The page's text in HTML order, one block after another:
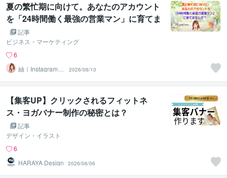
夏の繁忙期に向けて。あなたのアカウント
を「24時間働く最強の営業マン」に育てま
せんか？
記事
ビジネス・マーケティング
6
紬｜Instagram運
用代行＆サポー
ト
2026/06/10
【集客UP】クリックされるフィットネ
ス・ヨガバナー制作の秘密とは？
記事
デザイン・イラスト
6
HARAYA Design
2026/06/06